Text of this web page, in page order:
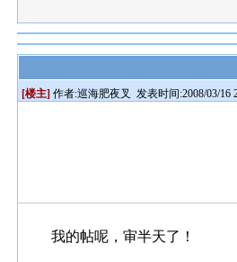
[楼主] 作者:巡海肥夜叉 发表时间:2008/03/16
我的帖呢，审半天了！